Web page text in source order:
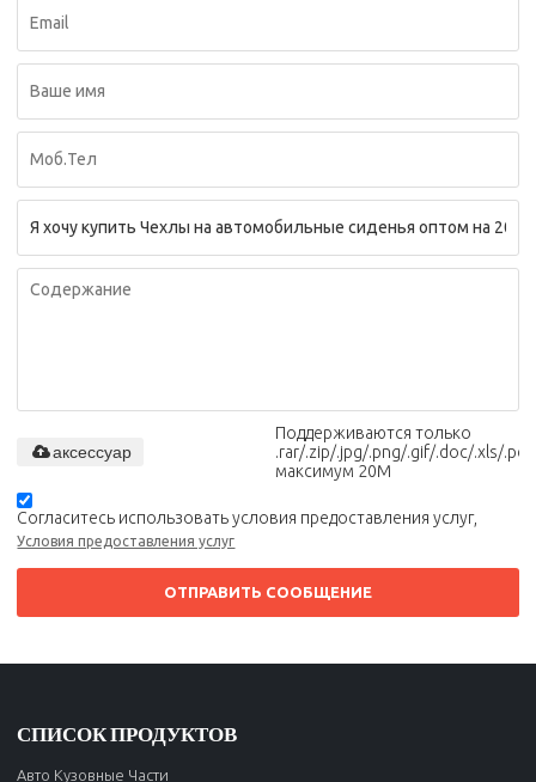
Поддерживаются только
.rar/.zip/.jpg/.png/.gif/.doc/.xls/.pdf,
максимум 20M
аксессуар
Согласитесь использовать условия предоставления услуг,
Условия предоставления услуг
ОТПРАВИТЬ СООБЩЕНИЕ
СПИСОК ПРОДУКТОВ
Авто Кузовные Части